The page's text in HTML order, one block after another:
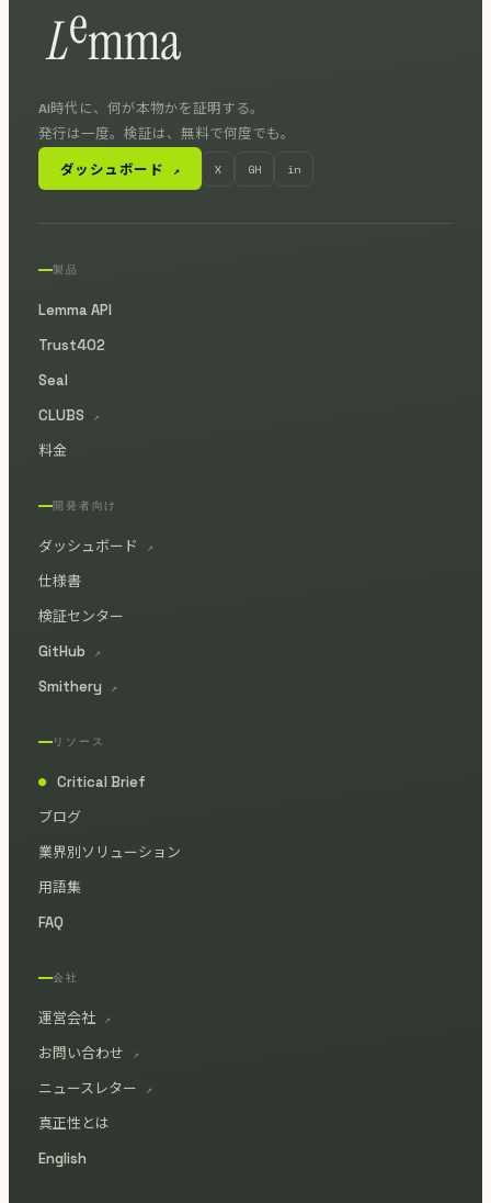
AI時代に、何が本物かを証明する。
発行は一度。検証は、無料で何度でも。
ダッシュボード ↗ X GH in
製品
Lemma API
Trust402
Seal
CLUBS
↗
料金
開発者向け
ダッシュボード ↗
仕様書
検証センター
GitHub
↗
Smithery ↗
リソース
●
Critical Brief
ブログ
業界別ソリューション
用語集
FAQ
会社
運営会社 ↗
お問い合わせ ↗
ニュースレター ↗
真正性とは
English